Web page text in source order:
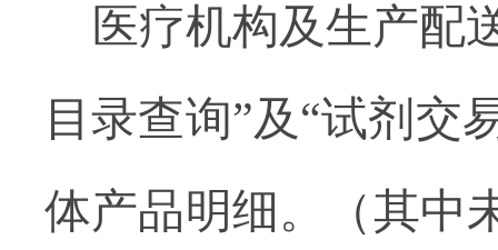
医疗机构及生产配
目录查询”及“试剂交
体产品明细。（其中